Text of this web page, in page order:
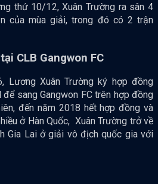
thứ 10/12, Xuân Trường ra sân 4
của mùa giải, trong đó có 2 trận
CLB Gangwon FC
Lương Xuân Trường ký hợp đồng
sang Gangwon FC trên hợp đồng
đến năm 2018 hết hợp đồng và
ở Hàn Quốc, Xuân Trường trở về
Gia Lai ở giải vô địch quốc gia với